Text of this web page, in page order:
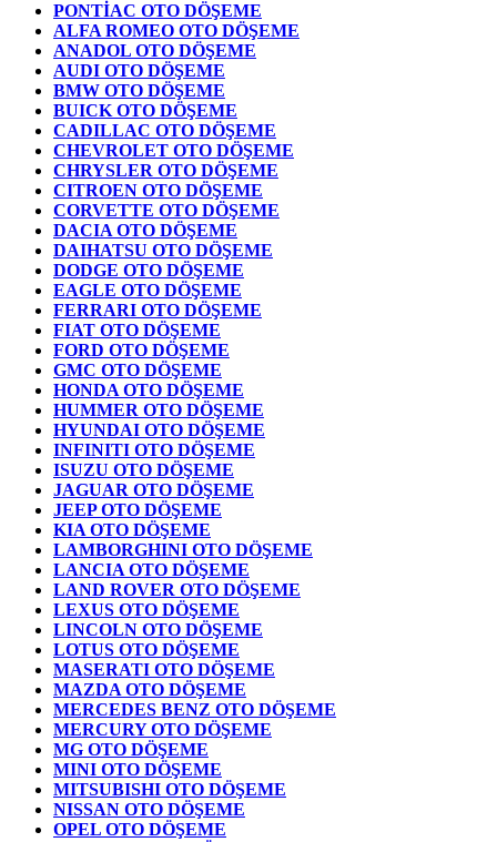
PONTİAC OTO DÖŞEME
ALFA ROMEO OTO DÖŞEME
ANADOL OTO DÖŞEME
AUDI OTO DÖŞEME
BMW OTO DÖŞEME
BUICK OTO DÖŞEME
CADILLAC OTO DÖŞEME
CHEVROLET OTO DÖŞEME
CHRYSLER OTO DÖŞEME
CITROEN OTO DÖŞEME
CORVETTE OTO DÖŞEME
DACIA OTO DÖŞEME
DAIHATSU OTO DÖŞEME
DODGE OTO DÖŞEME
EAGLE OTO DÖŞEME
FERRARI OTO DÖŞEME
FIAT OTO DÖŞEME
FORD OTO DÖŞEME
GMC OTO DÖŞEME
HONDA OTO DÖŞEME
HUMMER OTO DÖŞEME
HYUNDAI OTO DÖŞEME
INFINITI OTO DÖŞEME
ISUZU OTO DÖŞEME
JAGUAR OTO DÖŞEME
JEEP OTO DÖŞEME
KIA OTO DÖŞEME
LAMBORGHINI OTO DÖŞEME
LANCIA OTO DÖŞEME
LAND ROVER OTO DÖŞEME
LEXUS OTO DÖŞEME
LINCOLN OTO DÖŞEME
LOTUS OTO DÖŞEME
MASERATI OTO DÖŞEME
MAZDA OTO DÖŞEME
MERCEDES BENZ OTO DÖŞEME
MERCURY OTO DÖŞEME
MG OTO DÖŞEME
MINI OTO DÖŞEME
MITSUBISHI OTO DÖŞEME
NISSAN OTO DÖŞEME
OPEL OTO DÖŞEME